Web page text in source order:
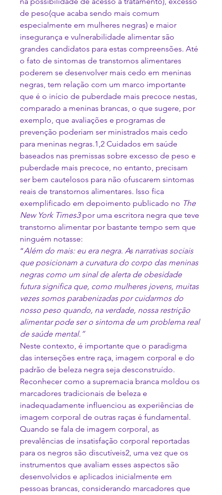
de peso(que acaba sendo mais comum
especialmente em mulheres negras) e maior
insegurança e vulnerabilidade alimentar são
grandes candidatos para estas compreensões. Até
o fato de sintomas de transtornos alimentares
poderem se desenvolver mais cedo em meninas
negras, tem relação com um marco importante
que é o início de puberdade mais precoce nestas,
comparado a meninas brancas, o que sugere, por
exemplo, que avaliações e programas de
prevenção poderiam ser ministrados mais cedo
para meninas negras.1,2 Cuidados em saúde
baseados nas premissas sobre excesso de peso e
puberdade mais precoce, no entanto, precisam
ser bem cautelosos para não ofuscarem sintomas
reais de transtornos alimentares. Isso fica
exemplificado em depoimento publicado no The
New York Times3 por uma escritora negra que teve
transtorno alimentar por bastante tempo sem que
ninguém notasse:
“Além do mais: eu era negra. As narrativas sociais
que posicionam a curvatura do corpo das meninas
negras como um sinal de alerta de obesidade
futura significa que, como mulheres jovens, muitas
vezes somos parabenizadas por cuidarmos do
nosso peso quando, na verdade, nossa restrição
alimentar pode ser o sintoma de um problema real
de saúde mental.”
Neste contexto, é importante que o paradigma
das interseções entre raça, imagem corporal e do
padrão de beleza negra seja desconstruído.
Reconhecer como a supremacia branca moldou os
marcadores tradicionais de beleza e
inadequadamente influenciou as experiências de
imagem corporal de outras raças é fundamental.
Quando se fala de imagem corporal, as
prevalências de insatisfação corporal reportadas
para os negros são discutíveis2, uma vez que os
instrumentos que avaliam esses aspectos são
desenvolvidos e aplicados inicialmente em
pessoas brancas, considerando marcadores que